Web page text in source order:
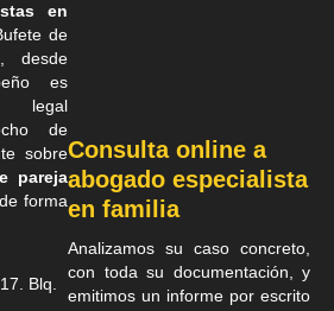
en
de
, desde
es
legal
de
sobre
pareja
forma
Blq.
Consulta online a
abogado especialista
en familia
Analizamos su caso concreto,
con toda su documentación, y
emitimos un informe por escrito